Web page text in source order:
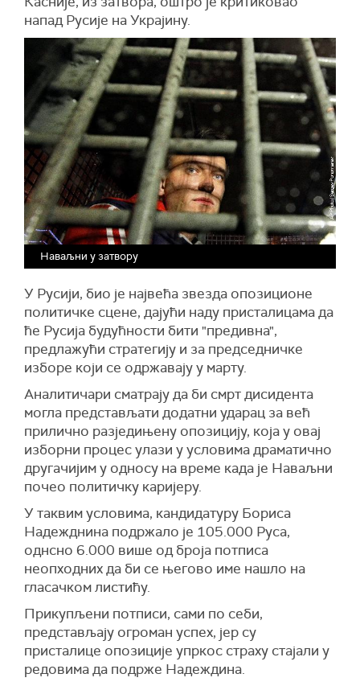
напад Русије на Украјину.
Наваљни у затвору
У Русији, био је највећа звезда опозиционе
политичке сцене, дајући наду присталицама да
ће Русија будућности бити "предивна",
предлажући стратегију и за председничке
изборе који се одржавају у марту.
Аналитичари сматрају да би смрт дисидента
могла представљати додатни ударац за већ
прилично разједињену опозицију, која у овај
изборни процес улази у условима драматично
другачијим у односу на време када је Наваљни
почео политичку каријеру.
У таквим условима, кандидатуру Бориса
Надежднина подржало је 105.000 Руса,
однсно 6.000 више од броја потписа
неопходних да би се његово име нашло на
гласачком листићу.
Прикупљени потписи, сами по себи,
представљају огроман успех, јер су
присталице опозиције упркос страху стајали у
редовима да подрже Надеждина.